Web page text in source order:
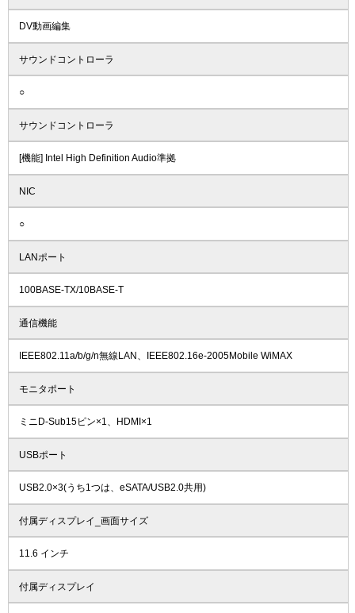
DV動画編集
サウンドコントローラ
○
サウンドコントローラ
[機能] Intel High Definition Audio準拠
NIC
○
LANポート
100BASE-TX/10BASE-T
通信機能
IEEE802.11a/b/g/n無線LAN、IEEE802.16e-2005Mobile WiMAX
モニタポート
ミニD-Sub15ピン×1、HDMI×1
USBポート
USB2.0×3(うち1つは、eSATA/USB2.0共用)
付属ディスプレイ_画面サイズ
11.6 インチ
付属ディスプレイ